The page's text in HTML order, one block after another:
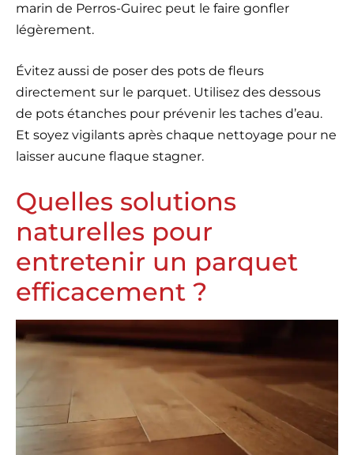
marin de Perros-Guirec peut le faire gonfler
légèrement.
Évitez aussi de poser des pots de fleurs
directement sur le parquet. Utilisez des dessous
de pots étanches pour prévenir les taches d’eau.
Et soyez vigilants après chaque nettoyage pour ne
laisser aucune flaque stagner.
Quelles solutions
naturelles pour
entretenir un parquet
efficacement ?